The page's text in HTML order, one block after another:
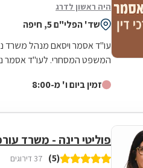
היה ראשון לדרג
שד' הפלי"ם 5, חיפה
עו"ד אסמר ויסאם
המשפט המסחרי. לעו"ד אסמר
זמין ביום ו' מ-8:00
פוליטי רינה - משרד
(5) 37 דירוגים